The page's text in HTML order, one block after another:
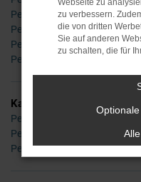
Peugeot 208 Waldershof
Peugeot 3008 Waldershof
Peugeot 308 Waldershof
Peugeot 5008 Waldershof
Kategorie
Peugeot Tageszulassung
Peugeot Gebrauchtwagen
Peugeot Neuwagen
Webseite zu
zu verbessern.
die von dritten
Sie auf anderen
zu schalten, die für